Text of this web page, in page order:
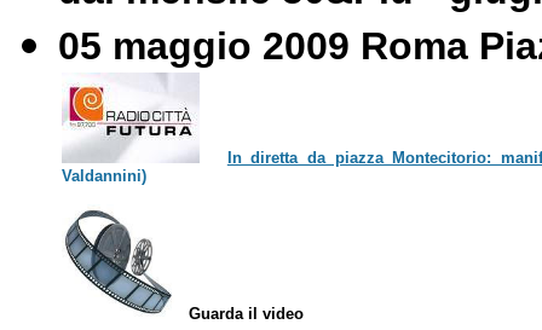
05 maggio 2009 Roma
In diretta da piazza Montecitorio:
Valdannini)
Guarda il video